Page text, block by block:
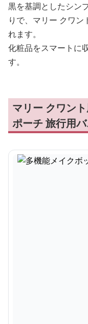
黒を基調としたシン
りで、マリー クワン
れます。
化粧品をスマートに
す。
マリー クワン
ポーチ 旅行用